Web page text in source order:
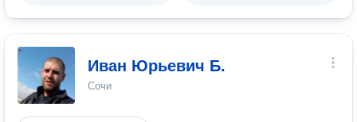
Иван Юрьевич Б.
Сочи